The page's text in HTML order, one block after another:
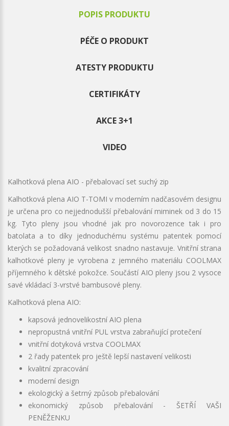
POPIS PRODUKTU
PÉČE O PRODUKT
ATESTY PRODUKTU
CERTIFIKÁTY
AKCE 3+1
VIDEO
Kalhotková plena AIO - přebalovací set suchý zip
Kalhotková plena AIO T-TOMI v moderním nadčasovém designu
je určena pro co nejjednodušší přebalování miminek od 3 do 15
kg. Tyto pleny jsou vhodné jak pro novorozence tak i pro
batolata a to díky jednoduchému systému patentek pomocí
kterých se požadovaná velikost snadno nastavuje. Vnitřní strana
kalhotkové pleny je vyrobena z jemného materiálu COOLMAX
příjemného k dětské pokožce. Součástí AIO pleny jsou 2 vysoce
savé vkládací 3-vrstvé bambusové pleny.
Kalhotková plena AIO:
kapsová jednovelikostní AIO plena
nepropustná vnitřní PUL vrstva zabraňující protečení
vnitřní dotyková vrstva COOLMAX
2 řady patentek pro ještě lepší nastavení velikosti
kvalitní zpracování
moderní design
ekologický a šetrný způsob přebalování
ekonomický způsob přebalování - ŠETŘÍ VAŠI
PENĚŽENKU